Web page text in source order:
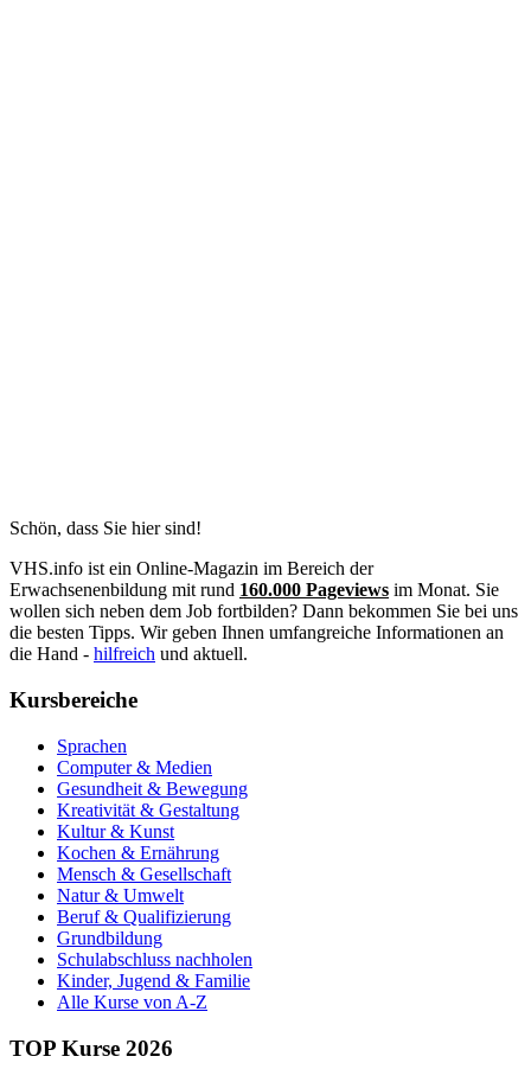
Schön, dass Sie hier sind!
VHS.info ist ein Online-Magazin im Bereich der
Erwachsenenbildung mit rund 160.000 Pageviews im Monat. Sie
wollen sich neben dem Job fortbilden? Dann bekommen Sie bei uns
die besten Tipps. Wir geben Ihnen umfangreiche Informationen an
die Hand - hilfreich und aktuell.
Kursbereiche
Sprachen
Computer & Medien
Gesundheit & Bewegung
Kreativität & Gestaltung
Kultur & Kunst
Kochen & Ernährung
Mensch & Gesellschaft
Natur & Umwelt
Beruf & Qualifizierung
Grundbildung
Schulabschluss nachholen
Kinder, Jugend & Familie
Alle Kurse von A-Z
TOP Kurse 2026